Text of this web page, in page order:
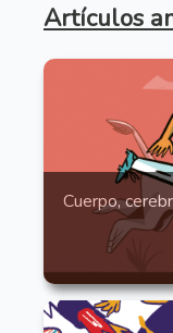
Artículos
Cuerpo,